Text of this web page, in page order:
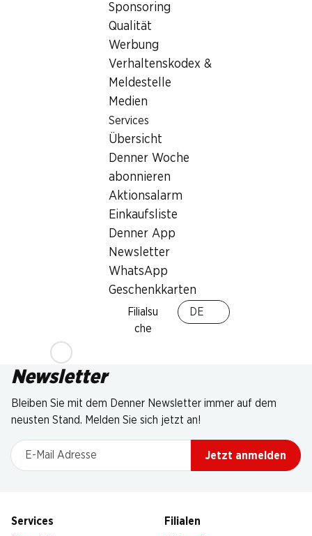
Sponsoring
Qualität
Werbung
Verhaltenskodex &
Meldestelle
Medien
Services
Übersicht
Denner Woche
abonnieren
Aktionsalarm
Einkaufsliste
Denner App
Newsletter
WhatsApp
Geschenkkarten
Filialsu
che
DE
Bargeldbezug mit Post - / M-Card
Newsletter
Bleiben Sie mit dem Denner Newsletter immer auf dem
neusten Stand. Melden Sie sich jetzt an!
E-Mail Adresse
Jetzt anmelden
Services
Filialen